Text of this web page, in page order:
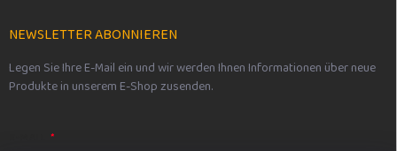
NEWSLETTER ABONNIEREN
Legen Sie Ihre E-Mail ein und wir werden Ihnen Informationen über neue
Produkte in unserem E-Shop zusenden.